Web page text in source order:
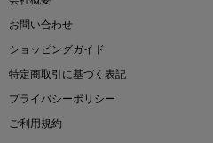
お問い合わせ
ショッピングガイド
特定商取引に基づく表記
プライバシーポリシー
ご利用規約